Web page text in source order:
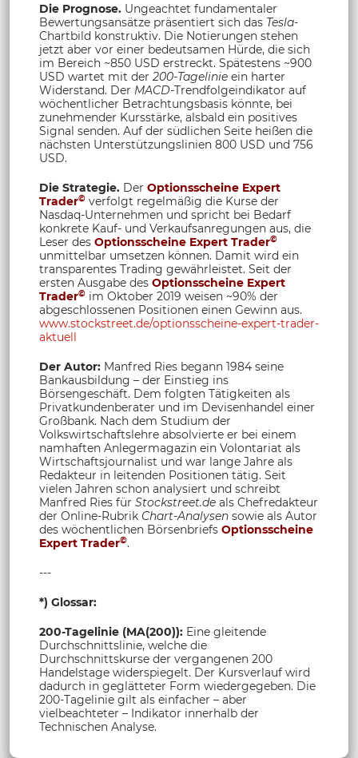
Die Prognose. Ungeachtet fundamentaler
Bewertungsansätze präsentiert sich das Tesla-
Chartbild konstruktiv. Die Notierungen stehen
jetzt aber vor einer bedeutsamen Hürde, die sich
im Bereich ~850 USD erstreckt. Spätestens ~900
USD wartet mit der 200-Tagelinie ein harter
Widerstand. Der MACD-Trendfolgeindikator auf
wöchentlicher Betrachtungsbasis könnte, bei
zunehmender Kursstärke, alsbald ein positives
Signal senden. Auf der südlichen Seite heißen die
nächsten Unterstützungslinien 800 USD und 756
USD.
Die Strategie. Der Optionsscheine Expert
Trader© verfolgt regelmäßig die Kurse der
Nasdaq-Unternehmen und spricht bei Bedarf
konkrete Kauf- und Verkaufsanregungen aus, die
Leser des Optionsscheine Expert Trader©
unmittelbar umsetzen können. Damit wird ein
transparentes Trading gewährleistet. Seit der
ersten Ausgabe des Optionsscheine Expert
Trader© im Oktober 2019 weisen ~90% der
abgeschlossenen Positionen einen Gewinn aus.
www.stockstreet.de/optionsscheine-expert-trader-
aktuell
Der Autor: Manfred Ries begann 1984 seine
Bankausbildung – der Einstieg ins
Börsengeschäft. Dem folgten Tätigkeiten als
Privatkundenberater und im Devisenhandel einer
Großbank. Nach dem Studium der
Volkswirtschaftslehre absolvierte er bei einem
namhaften Anlegermagazin ein Volontariat als
Wirtschaftsjournalist und war lange Jahre als
Redakteur in leitenden Positionen tätig. Seit
vielen Jahren schon analysiert und schreibt
Manfred Ries für Stockstreet.de als Chefredakteur
der Online-Rubrik Chart-Analysen sowie als Autor
des wöchentlichen Börsenbriefs Optionsscheine
Expert Trader©.
---
*) Glossar:
200-Tagelinie (MA(200)): Eine gleitende
Durchschnittslinie, welche die
Durchschnittskurse der vergangenen 200
Handelstage widerspiegelt. Der Kursverlauf wird
dadurch in geglätteter Form wiedergegeben. Die
200-Tagelinie gilt als einfacher – aber
vielbeachteter – Indikator innerhalb der
Technischen Analyse.